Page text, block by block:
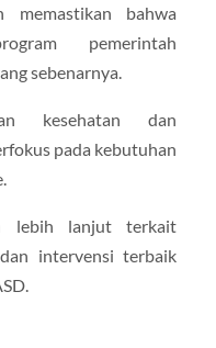
bahwa
pemerintah
sebenarnya.
kesehatan dan
pada kebutuhan
lebih lanjut terkait
intervensi terbaik